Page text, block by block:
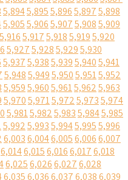
5,8945,8955,8965,8975,898
5,9055,9065,9075,9085,909
5,9165,9175,9185,9195,920
5,9275,9285,9295,930
5,9375,9385,9395,9405,941
5,9485,9495,9505,9515,952
5,9595,9605,9615,9625,963
5,9705,9715,9725,9735,974
5,9815,9825,9835,9845,985
5,9925,9935,9945,9955,996
6,0036,0046,0056,0066,007
6,0146,0156,0166,0176,018
6,0256,0266,0276,028
6,0356,0366,0376,0386,039